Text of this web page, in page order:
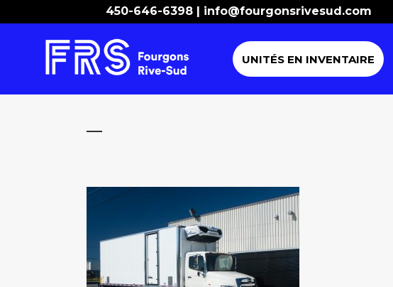
450-646-6398 | info@fourgonsrivesud.com
UNITÉS EN INVENTAIRE